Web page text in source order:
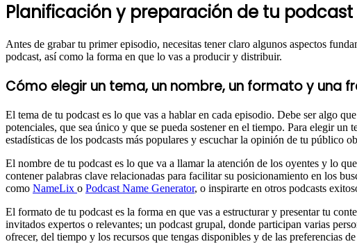
Planificación y preparación de tu podcast
Antes de grabar tu primer episodio, necesitas tener claro algunos aspectos
podcast, así como la forma en que lo vas a producir y distribuir.
Cómo elegir un tema, un nombre, un formato y una
El tema de tu podcast es lo que vas a hablar en cada episodio. Debe ser algo
potenciales, que sea único y que se pueda sostener en el tiempo. Para elegir
estadísticas de los podcasts más populares y escuchar la opinión de tu público
El nombre de tu podcast es lo que va a llamar la atención de los oyentes y lo
contener palabras clave relacionadas para facilitar su posicionamiento en los
como NameLix o Podcast Name Generator, o inspirarte en otros podcasts
El formato de tu podcast es la forma en que vas a estructurar y presentar tu
invitados expertos o relevantes; un podcast grupal, donde participan varias
ofrecer, del tiempo y los recursos que tengas disponibles y de las preferencias